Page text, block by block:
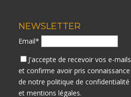
NEWSLETTER
Email*
J'accepte de recevoir vos e-mails
et confirme avoir pris connaissance
de notrepolitique de confidentialité
et mentions légales.